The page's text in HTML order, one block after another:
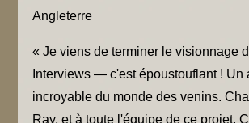
Angleterre
« Je viens de terminer le visionnage
Interviews — c'est époustouflant ! Un
incroyable du monde des venins.
Ray, et à toute l'équipe de ce projet.